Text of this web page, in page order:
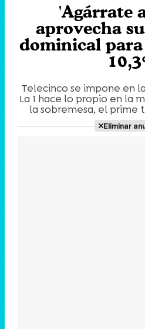
'Agárrate
aprovecha
dominical
Telecinco se impone en
La 1 hace lo propio en la
la sobremesa, el prime
Eliminar